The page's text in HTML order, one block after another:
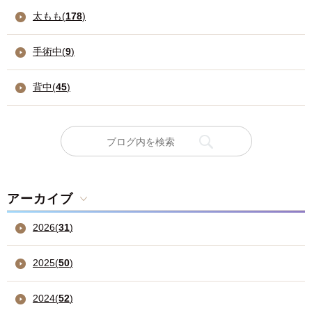
太もも(178)
手術中(9)
背中(45)
アーカイブ
2026(31)
2025(50)
2024(52)